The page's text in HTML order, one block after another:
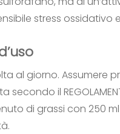
stress
al giorno. Assumere
secondo il
di grassi con 250